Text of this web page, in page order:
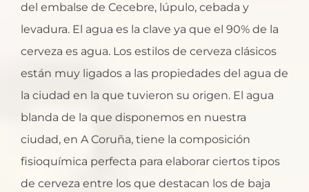
del embalse de Cecebre, lúpulo, cebada y
levadura. El agua es la clave ya que el 90% de la
cerveza es agua. Los estilos de cerveza clásicos
están muy ligados a las propiedades del agua de
la ciudad en la que tuvieron su origen. El agua
blanda de la que disponemos en nuestra
ciudad, en A Coruña, tiene la composición
fisioquímica perfecta para elaborar ciertos tipos
de cerveza entre los que destacan los de baja